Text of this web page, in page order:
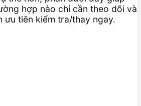
hợp nào chỉ cần theo dõi và
ưu tiên kiểm tra/thay ngay.